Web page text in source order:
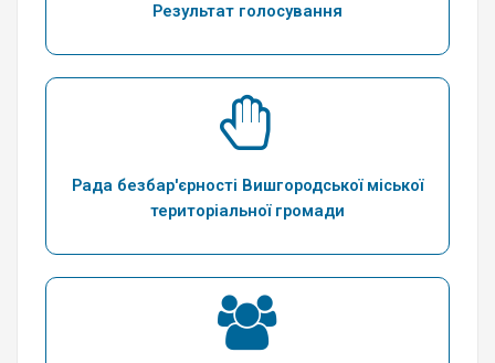
Результат голосування
Рада безбар'єрності Вишгородської міської
територіальної громади